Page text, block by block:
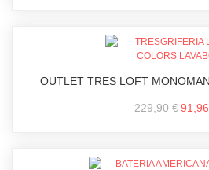
OUTLET TRES LOFT
229,90 €